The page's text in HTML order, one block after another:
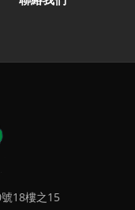
18樓之15